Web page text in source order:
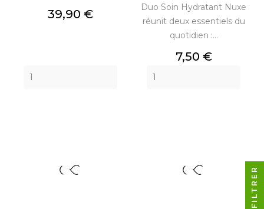
Prix
39,90 €
Duo Soin Hydratant Nuxe
réunit deux essentiels du
quotidien :...
Prix
7,50 €
FILTRER